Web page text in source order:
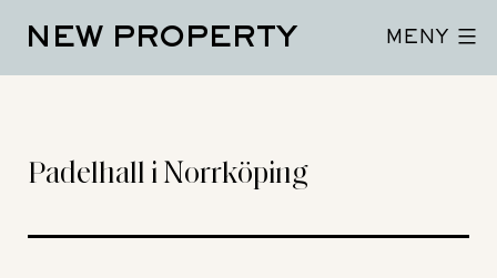
NEW PROPERTY MENY
Padelhall i Norrköping